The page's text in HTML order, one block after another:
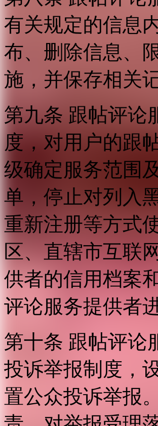
有关规定的信息
布、删除信息、
施，并保存相关
第九条 跟帖评论
度，对用户的跟
级确定服务范围
单，停止对列入
重新注册等方式
区、直辖市互联
供者的信用档案
评论服务提供者
第十条 跟帖评论
投诉举报制度，
置公众投诉举报